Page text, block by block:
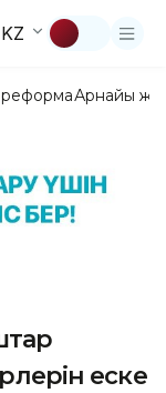
KZ
реформаАрнайы
еске